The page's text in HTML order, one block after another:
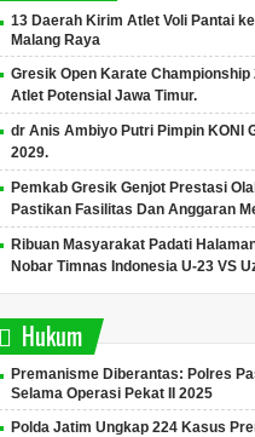
13 Daerah Kirim Atlet Voli Pantai
Malang Raya
Gresik Open Karate
Atlet Potensial Jawa Timur.
dr Anis Ambiyo Putri Pimpin KONI
2029.
Pemkab Gresik Genjot Prestasi
Pastikan Fasilitas Dan Anggaran
Ribuan Masyarakat Padati
Nobar Timnas Indonesia U-23 VS
Hukum
Premanisme Diberantas: Polres
Selama Operasi Pekat II 2025
Polda Jatim Ungkap 224 Kasus